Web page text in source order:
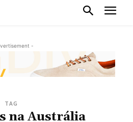
-
TAG
na Austrália